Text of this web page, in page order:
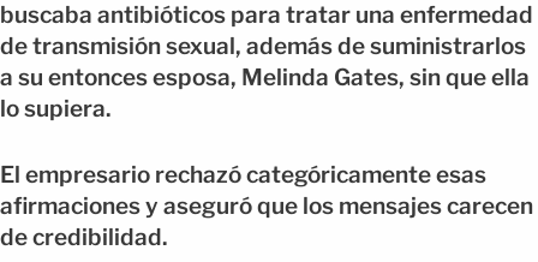
buscaba antibióticos para tratar una enfermedad
de transmisión sexual, además de suministrarlos
a su entonces esposa, Melinda Gates, sin que ella
lo supiera.
El empresario rechazó categóricamente esas
afirmaciones y aseguró que los mensajes carecen
de credibilidad.